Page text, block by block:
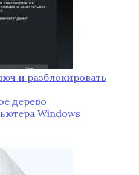
и разблокировать
дерево
Windows